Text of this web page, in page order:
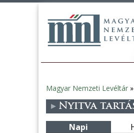
Jelenlegi
hely
Magyar Nemzeti Levéltár »
Nyitva
Napi